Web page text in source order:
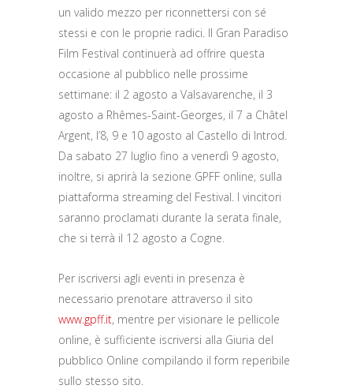
un valido mezzo per riconnettersi con sé
stessi e con le proprie radici. Il Gran Paradiso
Film Festival continuerà ad offrire questa
occasione al pubblico nelle prossime
settimane: il 2 agosto a Valsavarenche, il 3
agosto a Rhêmes-Saint-Georges, il 7 a Châtel
Argent, l’8, 9 e 10 agosto al Castello di Introd.
Da sabato 27 luglio fino a venerdì 9 agosto,
inoltre, si aprirà la sezione GPFF online, sulla
piattaforma streaming del Festival. I vincitori
saranno proclamati durante la serata finale,
che si terrà il 12 agosto a Cogne.
Per iscriversi agli eventi in presenza è
necessario prenotare attraverso il sito
www.gpff.it, mentre per visionare le pellicole
online, è sufficiente iscriversi alla Giuria del
pubblico Online compilando il form reperibile
sullo stesso sito.